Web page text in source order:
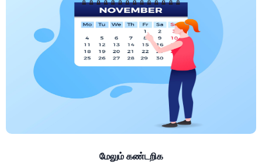
மேலும் கண்டறிக